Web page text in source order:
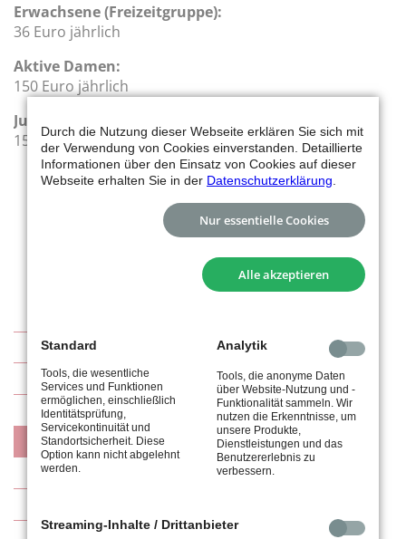
Erwachsene (Freizeitgruppe):
36 Euro jährlich
Aktive Damen:
150 Euro jährlich
Jugend:
150 Euro jährlich
Volleyball
Volleyball Freizeitteam
Volleyball Damenmannschaft (aktive)
Mitgliedsbeiträge
Galerie
Durch die Nutzung dieser Webseite erklären Sie sich mit
der Verwendung von Cookies einverstanden. Detaillierte
Informationen über den Einsatz von Cookies auf dieser
Webseite erhalten Sie in der Datenschutzerklärung
Nur essentielle Cookies
Alle akzeptieren
Standard
Tools, die wesentliche
Services und Funktionen
ermöglichen, einschließlich
Identitätsprüfung,
Servicekontinuität und
Standortsicherheit. Diese
Option kann nicht abgelehnt
werden.
Analytik
Tools, die anonyme Daten
über Website-Nutzung und -
Funktionalität sammeln. Wir
nutzen die Erkenntnisse, um
unsere Produkte,
Dienstleistungen und das
Benutzererlebnis zu
verbessern.
Streaming-Inhalte / Drittanbieter